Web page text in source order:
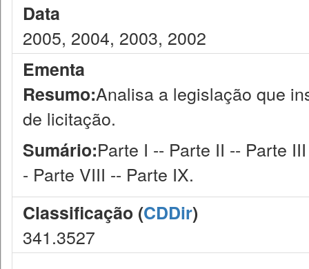
Data
2005, 2004, 2003, 2002
Ementa
Resumo:Analisa a legislação que
de licitação.
Sumário:Parte I -- Parte II -- Parte
- Parte VIII -- Parte IX.
Classificação (CDDir)
341.3527